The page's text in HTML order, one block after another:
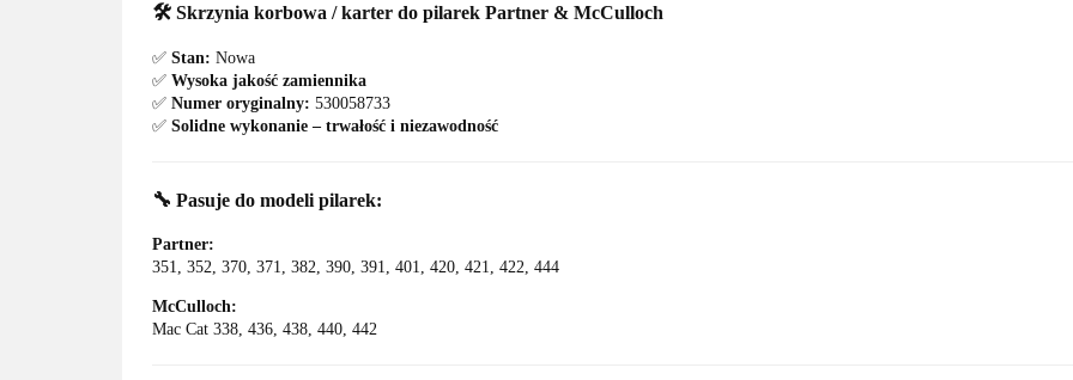
🛠️ Skrzynia korbowa / karter do pilarek Partner & McCulloch
✅ Stan: Nowa
✅ Wysoka jakość zamiennika
✅ Numer oryginalny: 530058733
✅ Solidne wykonanie – trwałość i niezawodność
🔧 Pasuje do modeli pilarek:
Partner:
351, 352, 370, 371, 382, 390, 391, 401, 420, 421, 422, 444
McCulloch:
Mac Cat 338, 436, 438, 440, 442